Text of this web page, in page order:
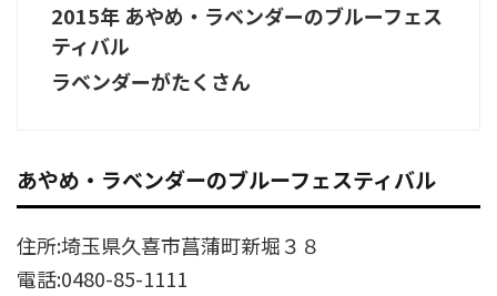
2015年 あやめ・ラベンダーのブルーフェス
ティバル
ラベンダーがたくさん
あやめ・ラベンダーのブルーフェスティバル
住所:埼玉県久喜市菖蒲町新堀３８
電話:0480-85-1111